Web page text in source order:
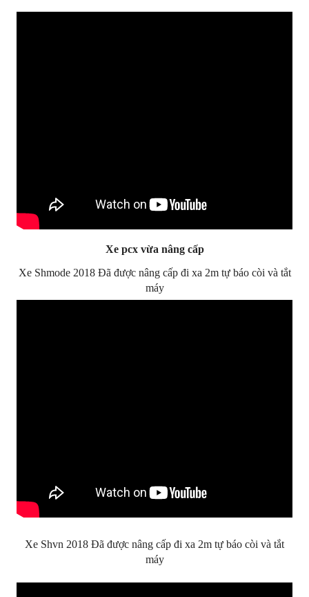
Xe pcx vừa nâng cấp
Xe Shmode 2018 Đã được nâng cấp đi xa 2m tự báo còi và tắt
máy
Xe Shvn 2018 Đã được nâng cấp đi xa 2m tự báo còi và tắt
máy